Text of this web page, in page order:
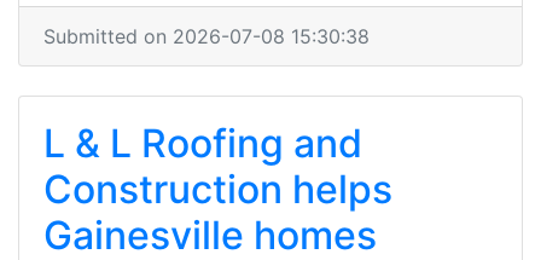
Submitted on 2026-07-08 15:30:38
L & L Roofing and
Construction helps
Gainesville homes